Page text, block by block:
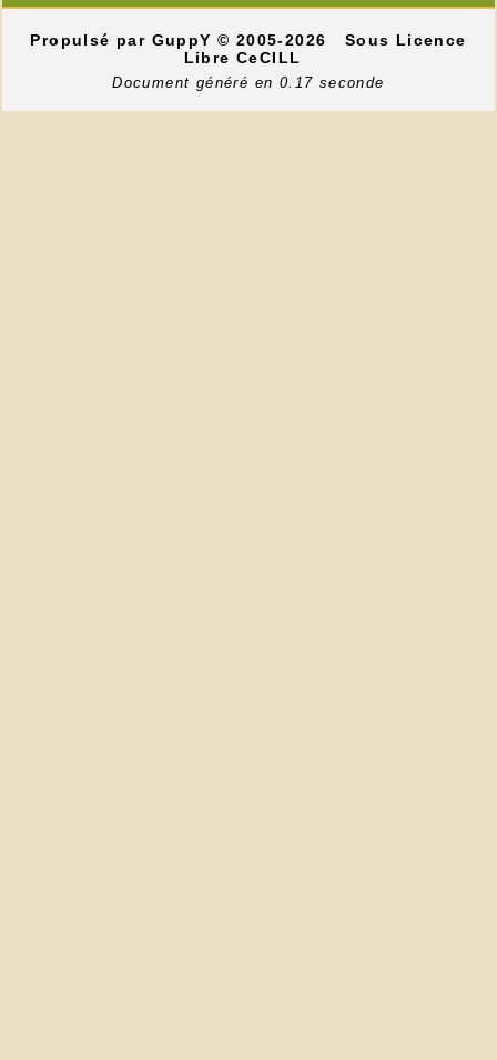
Propulsé par GuppY© 2005-2026
Sous Licence
Libre CeCILL
Document généré en 0.17 seconde